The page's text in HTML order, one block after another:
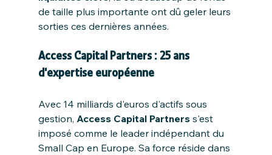
de taille plus importante ont dû geler leurs
sorties ces dernières années.
Access Capital Partners : 25 ans
d'expertise européenne
Avec 14 milliards d'euros d'actifs sous
gestion, Access Capital Partners s'est
imposé comme le leader indépendant du
Small Cap en Europe. Sa force réside dans